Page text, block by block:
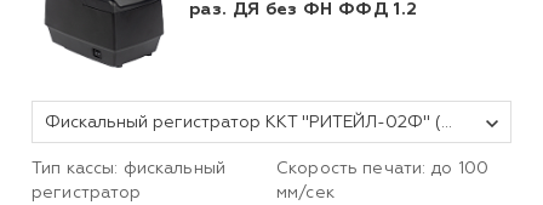
раз. ДЯ без ФН ФФД 1.2
Фискальный регистратор ККТ "РИТЕЙЛ-02Ф" (У) LAN/USB/COM с раз. ДЯ (черный) без ФН
Тип кассы: фискальный
регистратор
Скорость печати: до 100
мм/сек